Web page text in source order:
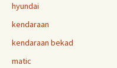
hyundai
kendaraan
kendaraan bekad
matic